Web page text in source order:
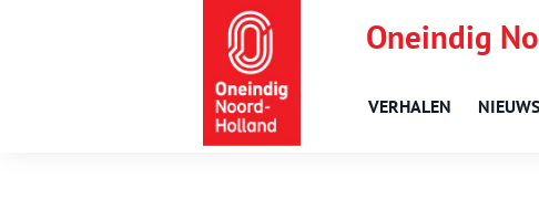
Oneindig
VERHALEN NIEUWS